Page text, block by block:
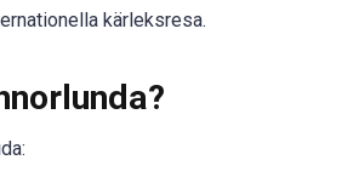
kärleksresa.